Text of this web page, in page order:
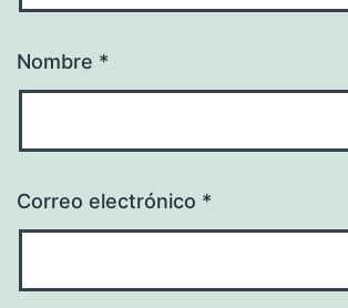
Nombre *
Correo electrónico *